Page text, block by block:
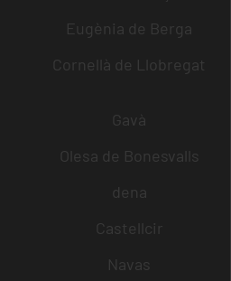
Eugènia de Berga
Cornellà de Llobregat
Gavà
Olesa de Bonesvalls
dena
Castellcir
Navas